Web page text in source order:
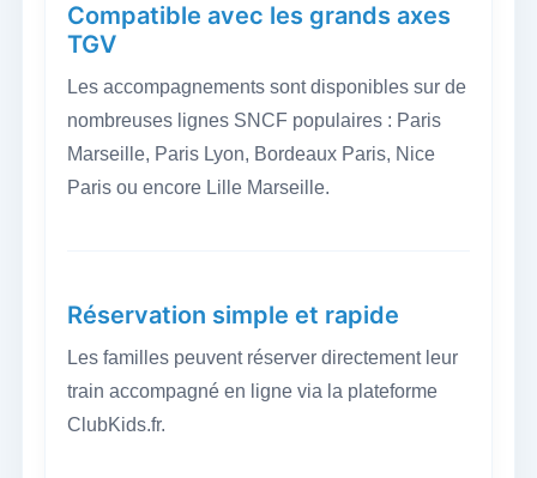
Compatible avec les grands axes
TGV
Les accompagnements sont disponibles sur de
nombreuses lignes SNCF populaires : Paris
Marseille, Paris Lyon, Bordeaux Paris, Nice
Paris ou encore Lille Marseille.
Réservation simple et rapide
Les familles peuvent réserver directement leur
train accompagné en ligne via la plateforme
ClubKids.fr.